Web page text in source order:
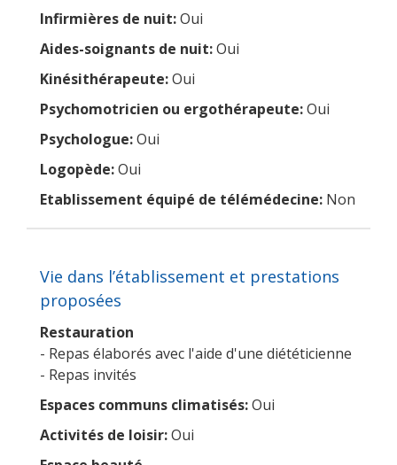
Infirmières de nuit:Oui
Aides-soignants de nuit:Oui
Kinésithérapeute:Oui
Psychomotricien ou ergothérapeute:Oui
Psychologue:Oui
Logopède:Oui
Etablissement équipé de télémédecine: Non
Vie dans l’établissement et prestations
proposées
Restauration
- Repas élaborés avec l'aide d'une diététicienne
- Repas invités
Espaces communs climatisés:Oui
Activités de loisir:Oui